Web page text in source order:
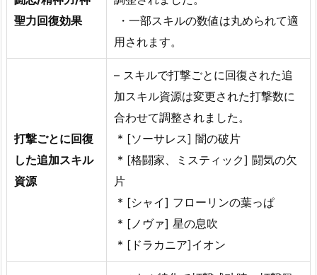
聖力回復効果
・一部スキルの数値は丸められて適
用されます。
打撃ごとに回復
した追加スキル
資源
– スキルで打撃ごとに回復された追
加スキル資源は変更された打撃数に
合わせて調整されました。
* [ソーサレス] 闇の破片
* [格闘家、ミスティック] 闘気の欠
片
* [シャイ] フローリンの葉っぱ
* [ノヴァ] 星の息吹
* [ドラカニア]イオン